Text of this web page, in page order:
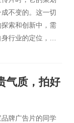
不变的。这一切
索和创新中，需
行业的定位，打
楚自己的需求和
跟风只会适得其
形象和风格不会
的创意需要通过
气质，拍好
牌广告片的同学